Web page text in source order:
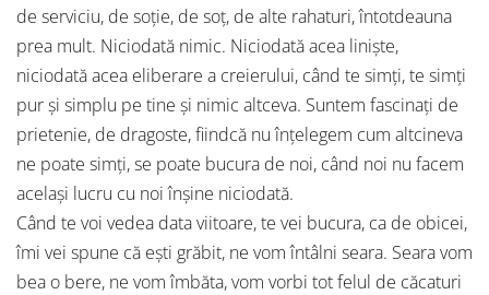
de serviciu, de soţie, de soţ, de alte rahaturi, întotdeauna
prea mult. Niciodată nimic. Niciodată acea linişte,
niciodată acea eliberare a creierului, când te simţi, te simţi
pur şi simplu pe tine şi nimic altceva. Suntem fascinaţi de
prietenie, de dragoste, fiindcă nu înţelegem cum altcineva
ne poate simţi, se poate bucura de noi, când noi nu facem
acelaşi lucru cu noi înşine niciodată.
Când te voi vedea data viitoare, te vei bucura, ca de obicei,
îmi vei spune că eşti grăbit, ne vom întâlni seara. Seara vom
bea o bere, ne vom îmbăta, vom vorbi tot felul de căcaturi